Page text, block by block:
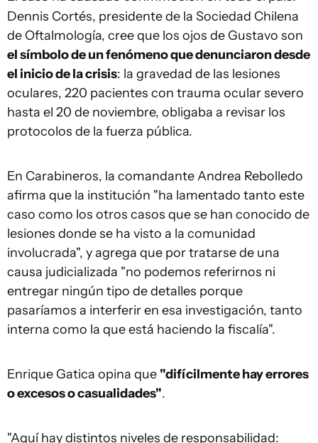
Dennis Cortés, presidente de la Sociedad Chilena
de Oftalmología, cree que los ojos de Gustavo son
el símbolo de un fenómeno que denunciaron desde
el inicio de la crisis: la gravedad de las lesiones
oculares, 220 pacientes con trauma ocular severo
hasta el 20 de noviembre, obligaba a revisar los
protocolos de la fuerza pública.
En Carabineros, la comandante Andrea Rebolledo
afirma que la institución "ha lamentado tanto este
caso como los otros casos que se han conocido de
lesiones donde se ha visto a la comunidad
involucrada", y agrega que por tratarse de una
causa judicializada "no podemos referirnos ni
entregar ningún tipo de detalles porque
pasaríamos a interferir en esa investigación, tanto
interna como la que está haciendo la fiscalía".
Enrique Gatica opina que "difícilmente hay errores
o excesos o casualidades".
"Aquí hay distintos niveles de responsabilidad: